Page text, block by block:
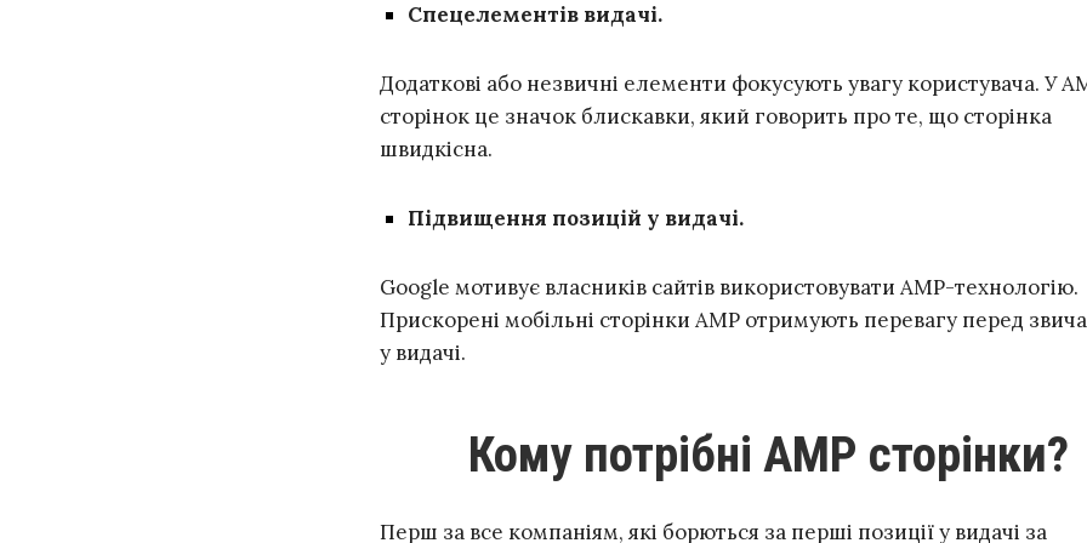
Спецелементів видачі.
Додаткові або незвичні елементи фокусують увагу користувача. У
сторінок це значок блискавки, який говорить про те, що сторінка
швидкісна.
Підвищення позицій у видачі.
Google мотивує власників сайтів використовувати AMP-технологію.
Прискорені мобільні сторінки AMP отримують перевагу перед
у видачі.
Кому потрібні AMP сторінки?
Перш за все компаніям, які борються за перші позиції у видачі за